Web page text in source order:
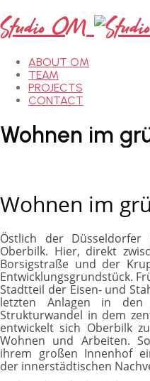
Studio OM
ABOUT OM
TEAM
PROJECTS
CONTACT
Wohnen im
Wohnen im
Östlich der
Oberbilk. Hier, direkt
Bor­sigstraße und der
Entwicklungsgrundstück.
Stadtteil der Eisen- und
letzten Anlagen in den
Strukturwandel in dem
entwickelt sich Oberbilk
Woh­nen und Arbeiten.
ihrem großen Innen­hof
der innerstäd­tischen